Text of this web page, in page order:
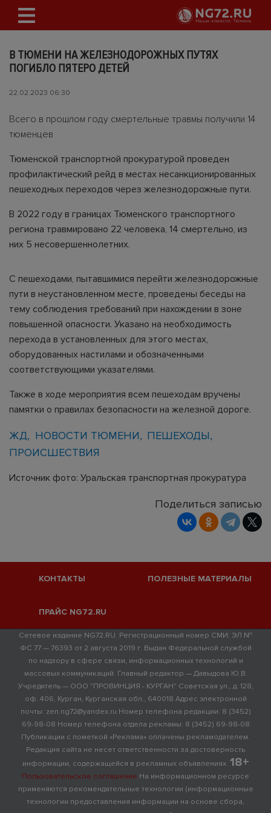
В ТЮМЕНИ НА ЖЕЛЕЗНОДОРОЖНЫХ ПУТЯХ
ПОГИБЛО ПЯТЕРО ДЕТЕЙ
22.02.2023 06:30
Всего в прошлом году смертельные травмы получили 14
тюменцев
Тюменской транспортной прокуратурой проведен
профилактический рейд в местах несанкционированных
пешеходных переходов через железнодорожные пути.
В 2022 году в границах Тюменского транспортного
региона травмировано 22 человека, 14 смертельно, из
них 5 несовершеннолетних.
С пешеходами, пытавшимися перейти железнодорожные
пути в неустановленном месте, проведены беседы на
тему соблюдения требований при нахождении в зоне
повышенной опасности. Указано на необходимость
перехода в установленных для этого местах,
оборудованных настилами и обозначенными
соответствующими указателями.
Также в ходе мероприятия всем пешеходам вручены
памятки о правилах безопасности на железной дороге.
ЖД НОВОСТИ ТЮМЕНИ
ПЕШЕХОДЫ
ПРОИСШЕСТВИЯ
Источник фото: Уральская транспортная прокуратура
Поделиться записью
КОНТАКТЫ ПОЛЕЗНЫЕ МАТЕРИАЛЫ
ПРАЙС NG72.RU
Сетевое издание NG72.RU. Регистрационный номер СМИ: ЭЛ №
ФС 77 — 76393 от 2 августа 2019 г. Выдан Федеральной службой
по надзору в сфере связи, информационных технологий и
массовых коммуникаций. Главный редактор — Давыдова Ю.В.
Учредитель — ООО "ПРОВИНЦИЯ - КУРГАН" Советская ул., д. 128,
оф. 406, Курган, Курганская обл., 640018 Адрес электронной
почты: zen.ng72@yandex.ru Номер телефона редакции: 8 (3452)
69-98-08 Номер телефона отдела рекламы: 8 (3452) 69-98-08
Публикации с пометкой «Реклама» оплачены рекламодателем.
Редакция сайта не несет ответственности за достоверность
информации, содержащейся в рекламных объявлениях. 18+
Пользовательское соглашение На информационном ресурсе
применяются рекомендательные технологии (информационные
технологии предоставления информации на основе сбора,